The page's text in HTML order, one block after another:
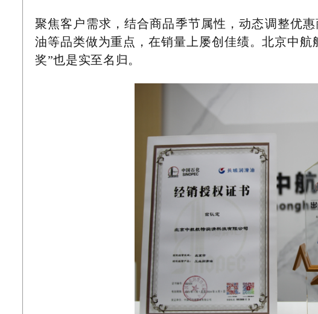
聚焦客户需求，结合商品季节属性，动态调整优
油等品类做为重点，在销量上屡创佳绩。北京中
奖”也是实至名归。